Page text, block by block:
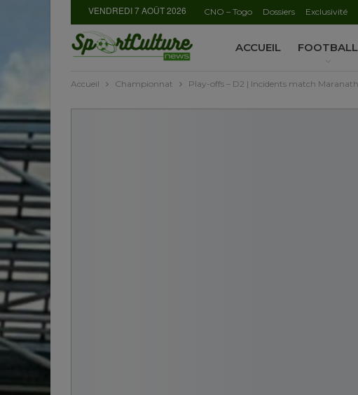
VENDREDI 7 AOÛT 2026 CNO – Togo Dossiers Exclusivité
ACCUEIL FOOTBALL
Accueil Championnat Play-offs – D2 | Incidents match